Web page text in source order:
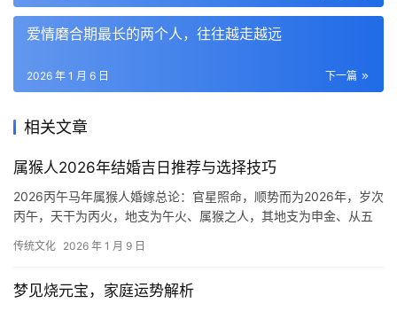
爱情磨合期最长的两个人，往往越走越远
下一篇
2026 年 1 月 6 日
相关文章
属猴人2026年结婚吉日推荐与选择技巧
2026丙午马年属猴人婚嫁总论：官星照命，顺势而为2026年，岁次
丙午，天干为丙火，地支为午火、属猴之人，其地支为申金、从五
传统文化 2026 年 1 月 9 日
梦见烧元宝，家庭运势解析